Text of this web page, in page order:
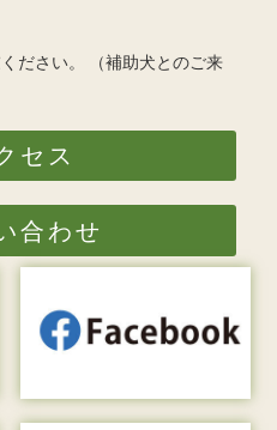
ださい。
（補助犬とのご来
セス
合わせ